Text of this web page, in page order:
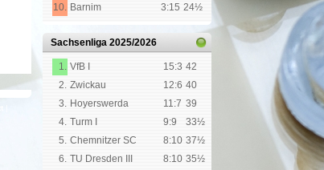
10. Barnim 3:15 24½
Sachsenliga 2025/2026
1. VfB I 15:3 42
2. Zwickau 12:6 40
3. Hoyerswerda 11:7 39
4. Turm I 9:9
33½
5. Chemnitzer SC 8:10 37½
6. TU Dresden III 8:10 35½